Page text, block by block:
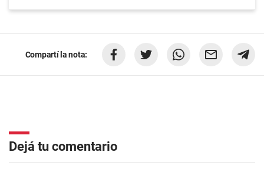
Compartí la nota:
Dejá tu comentario